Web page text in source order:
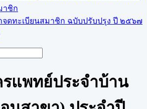
าชิก
จดทะเบียนสมาชิก ฉบับปรับปรุง ปี ๒๕๖๗
แพทย์ประจำบ้าน